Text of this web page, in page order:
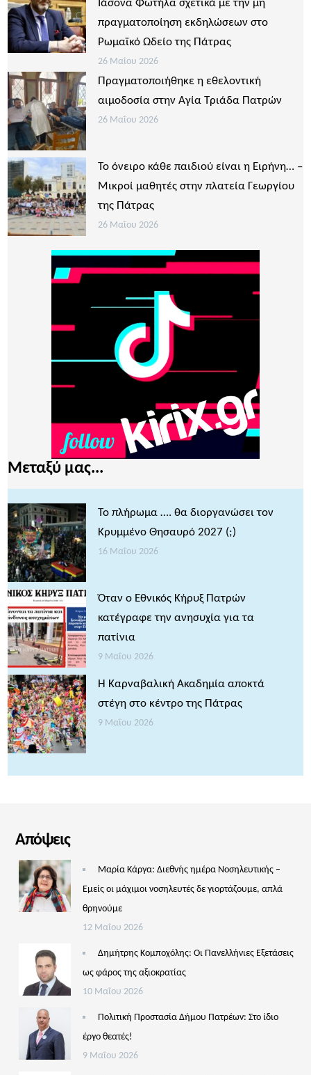
Ιάσονα Φωτήλα σχετικά με την μη
πραγματοποίηση εκδηλώσεων στο
Ρωμαϊκό Ωδείο της Πάτρας
26 Μαΐου 2026
Πραγματοποιήθηκε η εθελοντική
αιμοδοσία στην Αγία Τριάδα Πατρών
26 Μαΐου 2026
Το όνειρο κάθε παιδιού είναι η Ειρήνη… –
Μικροί μαθητές στην πλατεία Γεωργίου
της Πάτρας
26 Μαΐου 2026
Μεταξύ μας...
Το πλήρωμα …. θα διοργανώσει τον
Κρυμμένο Θησαυρό 2027 (;)
16 Μαΐου 2026
Όταν ο Εθνικός Κήρυξ Πατρών
κατέγραφε την ανησυχία για τα
πατίνια
9 Μαΐου 2026
Η Καρναβαλική Ακαδημία αποκτά
στέγη στο κέντρο της Πάτρας
9 Μαΐου 2026
Απόψεις
Μαρία Κάργα: Διεθνής ημέρα Νοσηλευτικής –
Εμείς οι μάχιμοι νοσηλευτές δε γιορτάζουμε, απλά
θρηνούμε
12 Μαΐου 2026
Δημήτρης Κομποχόλης: Οι Πανελλήνιες Εξετάσεις
ως φάρος της αξιοκρατίας
10 Μαΐου 2026
Πολιτική Προστασία Δήμου Πατρέων: Στο ίδιο
έργο θεατές!
9 Μαΐου 2026